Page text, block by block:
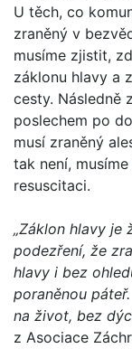
U těch, co
zraněný v
musíme zjistit,
záklonu hlavy a
cesty. Následně
poslechem po
musí zraněný
tak není,
resuscitaci.
„Záklon hlavy je
podezření, že
hlavy i bez
poraněnou
na život, bez
z Asociace